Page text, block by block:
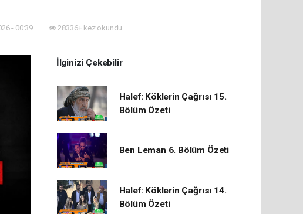
- 00:39 28336+ kez okundu.
İlginizi Çekebilir
Halef: Köklerin Çağrısı 15.
Bölüm Özeti
Ben Leman 6. Bölüm Özeti
Halef: Köklerin Çağrısı 14.
Bölüm Özeti